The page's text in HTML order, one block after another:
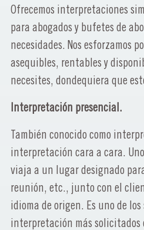
Ofrecemos interpretaciones
para abogados y bufetes de
necesidades. Nos esforzamos
asequibles, rentables y
necesites, dondequiera que
Interpretación presencial.
También conocido como
interpretación cara a cara.
viaja a un lugar designado
reunión, etc., junto con el
idioma de origen. Es uno de los
interpretación más solicitados